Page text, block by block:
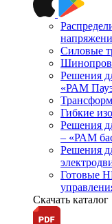
Силовые
Решения
«РАМ
Гибкие
Решения
– «РАМ
Решения
Готовые
Скачать каталог